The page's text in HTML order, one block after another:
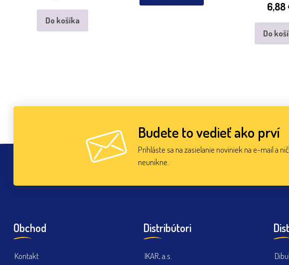
Do košíka
6,88
Do
Budete to vedieť ako prví
Prihláste sa na zasielanie noviniek na e-mail a
neunikne.
Obchod
Kontakt
Distribútori
IKAR, a.s.